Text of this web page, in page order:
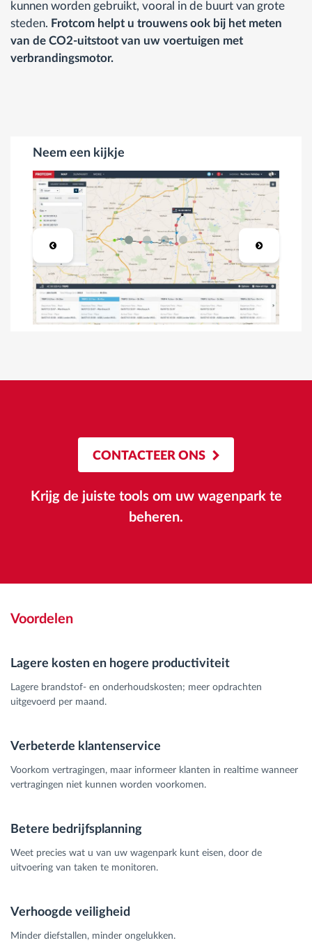
kunnen worden gebruikt, vooral in de buurt van grote
steden. Frotcom helpt u trouwens ook bij het meten
van de CO2-uitstoot van uw voertuigen met
verbrandingsmotor.
Neem een kijkje
CONTACTEER ONS
Krijg de juiste tools om uw wagenpark te
beheren.
Voordelen
Lagere kosten en hogere productiviteit
Lagere brandstof- en onderhoudskosten; meer opdrachten
uitgevoerd per maand.
Verbeterde klantenservice
Voorkom vertragingen, maar informeer klanten in realtime wanneer
vertragingen niet kunnen worden voorkomen.
Betere bedrijfsplanning
Weet precies wat u van uw wagenpark kunt eisen, door de
uitvoering van taken te monitoren.
Verhoogde veiligheid
Minder diefstallen, minder ongelukken.